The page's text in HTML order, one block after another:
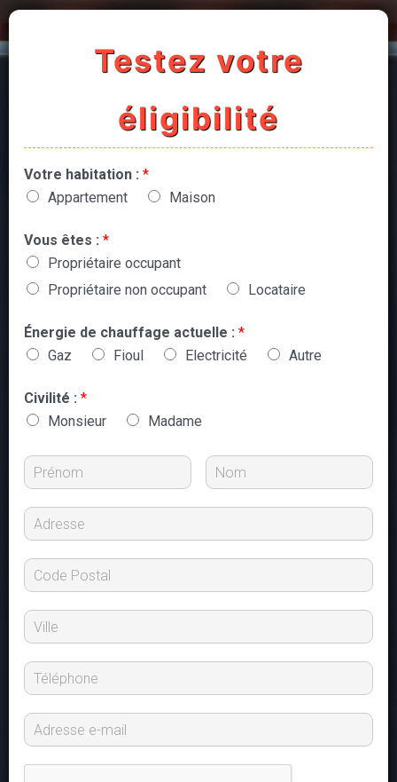
Testez votre
éligibilité
Votre habitation : *
Appartement
Maison
Vous êtes : *
Propriétaire occupant
Propriétaire non occupant
Locataire
Énergie de chauffage actuelle : *
Gaz
Fioul Electricité Autre
Civilité : *
Monsieur
Madame